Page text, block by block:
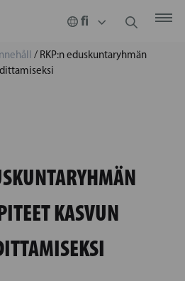
/ RKP:n eduskuntaryhmän
KASVUN